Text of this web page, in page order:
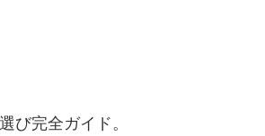
び完全ガイド。